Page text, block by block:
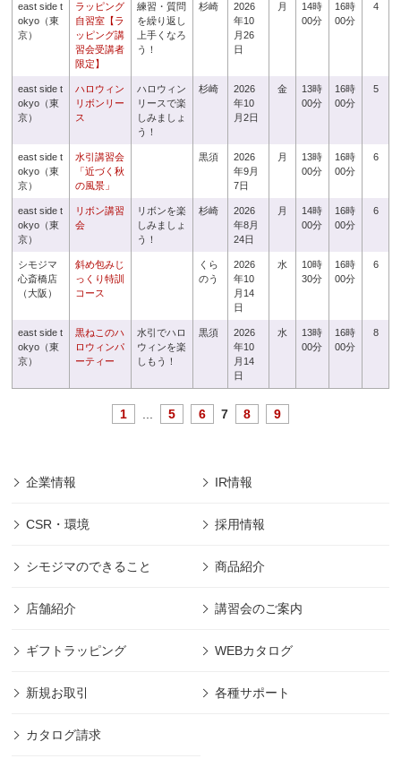
east side t
okyo（東
京）
ラッピング
自習室【ラ
ッピング講
習会受講者
限定】
練習・質問
を繰り返し
上手くなろ
う！
杉崎
2026
年10
月26
日
月
14時
00分
16時
00分
4
east side t
okyo（東
京）
ハロウィン
リボンリー
ス
ハロウィン
リースで楽
しみましょ
う！
杉崎
2026
年10
月2日
金
13時
00分
16時
00分
5
east side t
okyo（東
京）
水引講習会
「近づく秋
の風景」
黒須
2026
年9月
7日
月
13時
00分
16時
00分
6
east side t
okyo（東
京）
リボン講習
会
リボンを楽
しみましょ
う！
杉崎
2026
年8月
24日
月
14時
00分
16時
00分
6
シモジマ
心斎橋店
（大阪）
斜め包みじ
っくり特訓
コース
くら
のう
2026
年10
月14
日
水
10時
30分
16時
00分
6
east side t
okyo（東
京）
黒ねこのハ
ロウィンパ
ーティー
水引でハロ
ウィンを楽
しもう！
黒須
2026
年10
月14
日
水
13時
00分
16時
00分
8
1 5 6 7 8 9
企業情報 IR情報
CSR・環境 採用情報
シモジマのできること 商品紹介
店舗紹介 講習会のご案内
ギフトラッピング WEBカタログ
新規お取引 各種サポート
カタログ請求